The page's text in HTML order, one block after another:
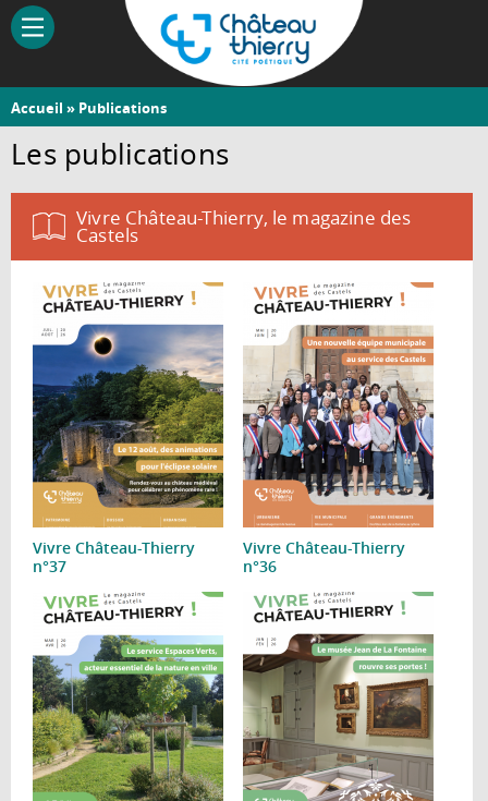
Aller
contenu
Château-
Thierry
Vous
êtes
ici
Accueil » Publications
Les publications
Vivre Château-Thierry, le magazine des
Castels
Vivre Château-Thierry
n°37
Vivre Château-Thierry
n°36